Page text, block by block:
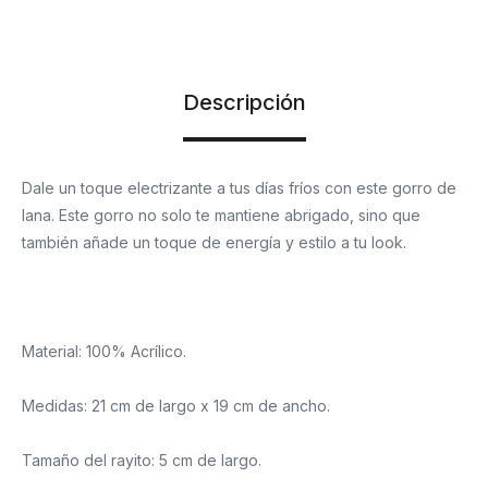
Descripción
Dale un toque electrizante a tus días fríos con este gorro de
lana. Este gorro no solo te mantiene abrigado, sino que
también añade un toque de energía y estilo a tu look.
Material: 100% Acrílico.
Medidas: 21 cm de largo x 19 cm de ancho.
Tamaño del rayito: 5 cm de largo.